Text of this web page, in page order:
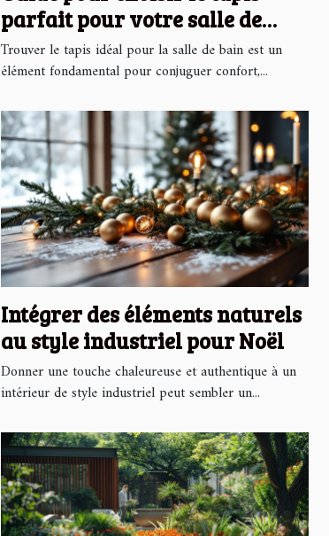
parfait pour votre salle de
bain
Trouver le tapis idéal pour la salle de bain est un
élément fondamental pour conjuguer confort,...
Intégrer des éléments naturels
au style industriel pour Noël
Donner une touche chaleureuse et authentique à un
intérieur de style industriel peut sembler un...